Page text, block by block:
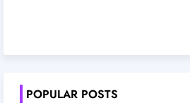
POPULAR POSTS